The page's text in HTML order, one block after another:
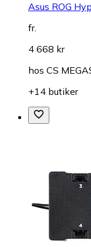
Asus ROG
fr.
4 668 kr
hos CS
+14 butiker